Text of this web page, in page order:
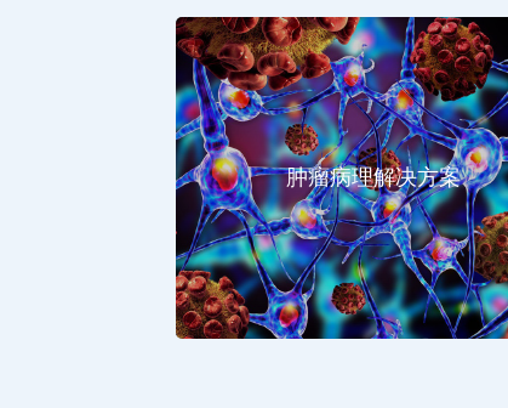
肿瘤病理解决方案